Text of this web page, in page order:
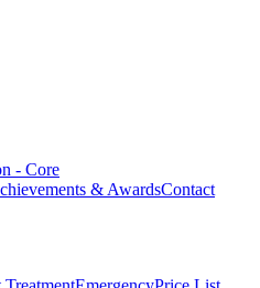
- Core
& AwardsContact